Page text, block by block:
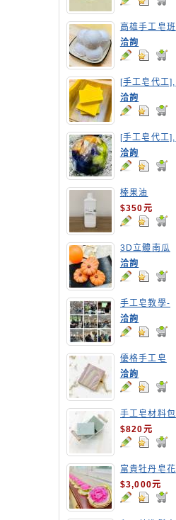
高雄手工皂班
洽詢
[手工皂代工],
南瓜手工皂
洽詢
[手工皂代工],
寶石皂
洽詢
榛果油
$350元
3D立體南瓜
手工皂
洽詢
手工皂教學-
嘉南農田水利
會皂花教學
洽詢
優格手工皂
洽詢
手工皂材料包
1公斤包裝
$820元
富貴牡丹皂花
$3,000元